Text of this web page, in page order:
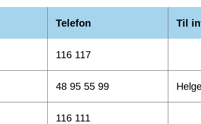
Telefon Til
116 117
48 95 55 99
116 111